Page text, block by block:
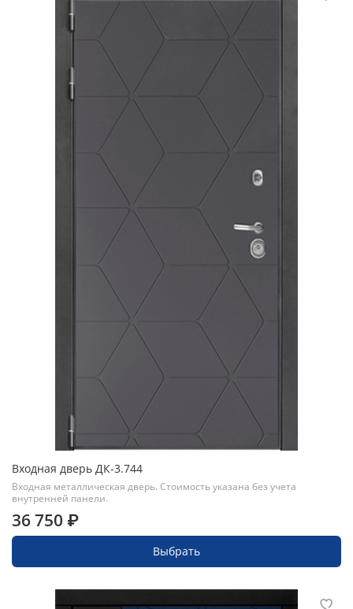
Входная дверь ДК-3.744
Входная металлическая дверь. Стоимость указана без учета
внутренней панели.
36 750 ₽
Выбрать